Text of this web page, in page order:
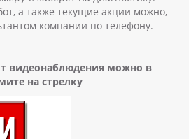
а также текущие акции можно,
компании по телефону.
видеонаблюдения можно в
на стрелку